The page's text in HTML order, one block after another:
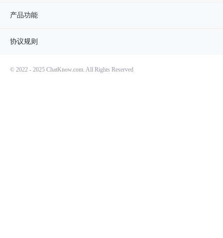
产品功能
协议规则
© 2022 - 2025 ChatKnow.com. All Rights Reserved